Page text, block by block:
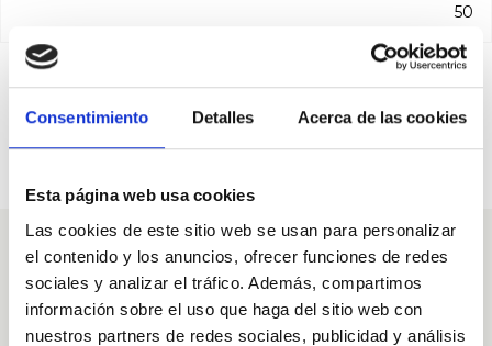
Consentimiento Detalles Acerca de las cookies
Esta página web usa cookies
Las cookies de este sitio web se usan para personalizar
el contenido y los anuncios, ofrecer funciones de redes
sociales y analizar el tráfico. Además, compartimos
información sobre el uso que haga del sitio web con
nuestros partners de redes sociales, publicidad y análisis
50
Pregunta a Marisela
Santibañez
Galdeituidazu